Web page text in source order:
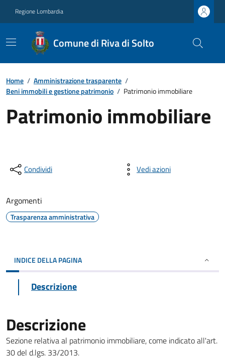
Regione Lombardia
Comune di Riva di Solto
Home / Amministrazione trasparente /
Beni immobili e gestione patrimonio / Patrimonio immobiliare
Patrimonio immobiliare
Condividi Vedi azioni
Argomenti
Trasparenza amministrativa
INDICE DELLA PAGINA
Descrizione
Descrizione
Sezione relativa al patrimonio immobiliare, come indicato all'art.
30 del d.lgs. 33/2013.